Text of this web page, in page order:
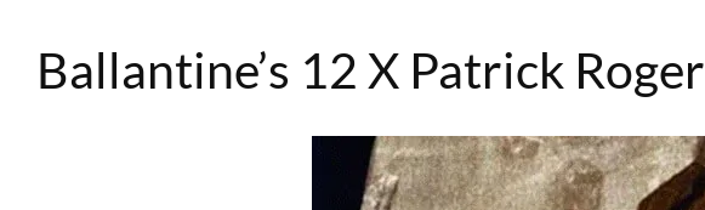
Ballantine’s 12 X Patrick Roger